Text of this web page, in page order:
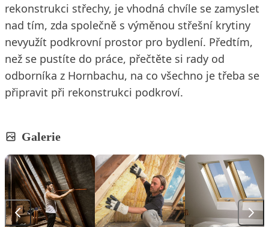
rekonstrukci střechy, je vhodná chvíle se zamyslet
nad tím, zda společně s výměnou střešní krytiny
nevyužít podkrovní prostor pro bydlení. Předtím,
než se pustíte do práce, přečtěte si rady od
odborníka z Hornbachu, na co všechno je třeba se
připravit při rekonstrukci podkroví.
Galerie